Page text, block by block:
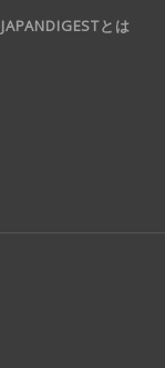
JAPANDIGESTとは